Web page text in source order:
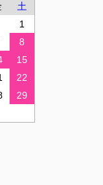
土
1
8
15
22
29